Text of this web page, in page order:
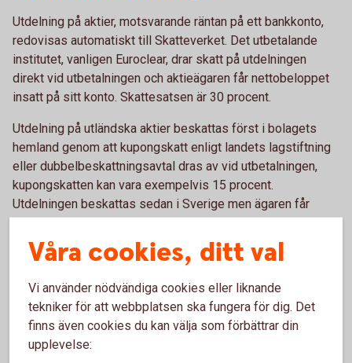
Utdelning på aktier, motsvarande räntan på ett bankkonto,
redovisas automatiskt till Skatteverket. Det utbetalande
institutet, vanligen Euroclear, drar skatt på utdelningen
direkt vid utbetalningen och aktieägaren får nettobeloppet
insatt på sitt konto. Skattesatsen är 30 procent.
Utdelning på utländska aktier beskattas först i bolagets
hemland genom att kupongskatt enligt landets lagstiftning
eller dubbelbeskattningsavtal dras av vid utbetalningen,
kupongskatten kan vara exempelvis 15 procent.
Utdelningen beskattas sedan i Sverige men ägaren får
tillgodoräkna sig kupongskatten som redan dragits av.
Investeringssparkonto (ISK)
Hur beskattas sparandet på ISK?
Skatten på ISK beräknas utifrån ett så kallat kapitalunderlag
Våra cookies, ditt val
Vi använder nödvändiga cookies eller liknande
tekniker för att webbplatsen ska fungera för dig. Det
finns även cookies du kan välja som förbättrar din
upplevelse: